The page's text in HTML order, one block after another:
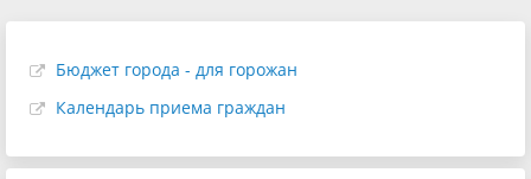
Бюджет города - для горожан
Календарь приема граждан